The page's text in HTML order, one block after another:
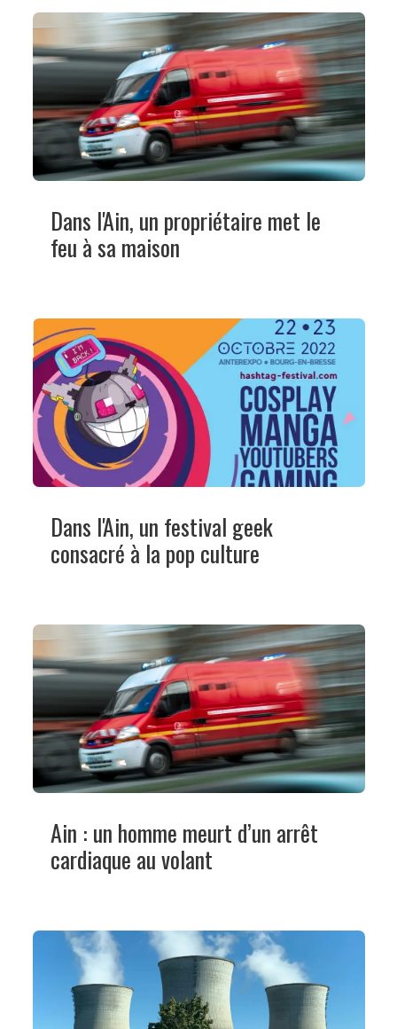
Dans l'Ain, un propriétaire met le
feu à sa maison
Dans l'Ain, un festival geek
consacré à la pop culture
Ain : un homme meurt d’un arrêt
cardiaque au volant